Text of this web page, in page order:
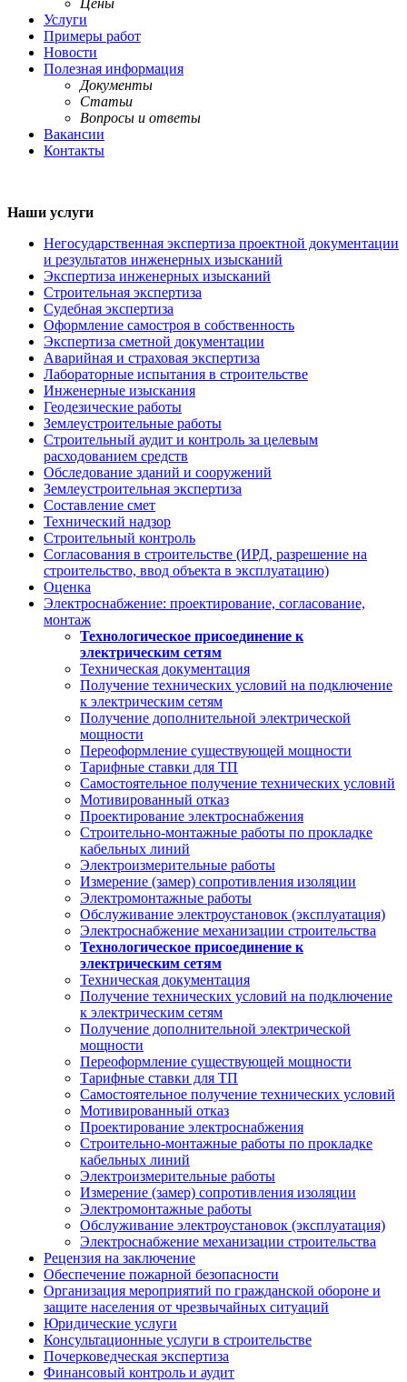
Цены
Услуги
Примеры работ
Новости
Полезная информация
Документы
Статьи
Вопросы и ответы
Вакансии
Контакты
Наши услуги
Негосударственная экспертиза проектной документации
и результатов инженерных изысканий
Экспертиза инженерных изысканий
Строительная экспертиза
Судебная экспертиза
Оформление самостроя в собственность
Экспертиза сметной документации
Аварийная и страховая экспертиза
Лабораторные испытания в строительстве
Инженерные изыскания
Геодезические работы
Землеустроительные работы
Строительный аудит и контроль за целевым
расходованием средств
Обследование зданий и сооружений
Землеустроительная экспертиза
Составление смет
Технический надзор
Строительный контроль
Согласования в строительстве (ИРД, разрешение на
строительство, ввод объекта в эксплуатацию)
Оценка
Электроснабжение: проектирование, согласование,
монтаж
Технологическое присоединение к
электрическим сетям
Техническая документация
Получение технических условий на подключение
к электрическим сетям
Получение дополнительной электрической
мощности
Переоформление существующей мощности
Тарифные ставки для ТП
Самостоятельное получение технических условий
Мотивированный отказ
Проектирование электроснабжения
Строительно-монтажные работы по прокладке
кабельных линий
Электроизмерительные работы
Измерение (замер) сопротивления изоляции
Электромонтажные работы
Обслуживание электроустановок (эксплуатация)
Электроснабжение механизации строительства
Технологическое присоединение к
электрическим сетям
Техническая документация
Получение технических условий на подключение
к электрическим сетям
Получение дополнительной электрической
мощности
Переоформление существующей мощности
Тарифные ставки для ТП
Самостоятельное получение технических условий
Мотивированный отказ
Проектирование электроснабжения
Строительно-монтажные работы по прокладке
кабельных линий
Электроизмерительные работы
Измерение (замер) сопротивления изоляции
Электромонтажные работы
Обслуживание электроустановок (эксплуатация)
Электроснабжение механизации строительства
Рецензия на заключение
Обеспечение пожарной безопасности
Организация мероприятий по гражданской обороне и
защите населения от чрезвычайных ситуаций
Юридические услуги
Консультационные услуги в строительстве
Почерковедческая экспертиза
Финансовый контроль и аудит